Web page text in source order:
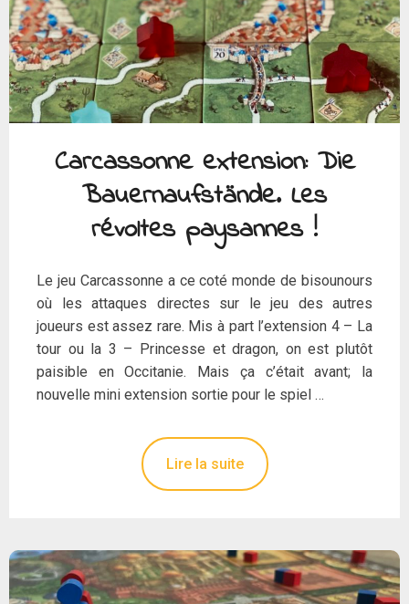
Carcassonne extension: Die
Bauernaufstände. Les
révoltes paysannes !
Le jeu Carcassonne a ce coté monde de bisounours
où les attaques directes sur le jeu des autres
joueurs est assez rare. Mis à part l’extension 4 – La
tour ou la 3 – Princesse et dragon, on est plutôt
paisible en Occitanie. Mais ça c’était avant; la
nouvelle mini extension sortie pour le spiel …
Lire la suite